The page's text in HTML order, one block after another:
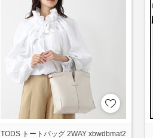
TODS トートバッグ 2WAY xbwdbmat2